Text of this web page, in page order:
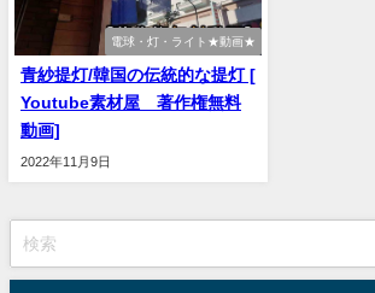
電球・灯・ライト★動画★
青紗提灯/韓国の伝統的な提灯 [
Youtube素材屋 著作権無料
動画]
2022年11月9日